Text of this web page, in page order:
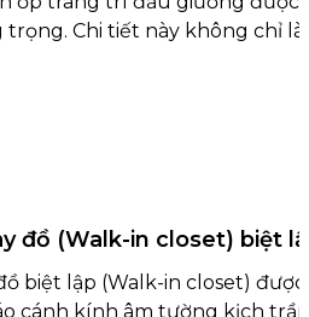
trọng. Chi tiết này không chỉ
đồ (Walk-in closet) biệt
biệt lập (Walk-in closet)
cánh kính âm tường kịch